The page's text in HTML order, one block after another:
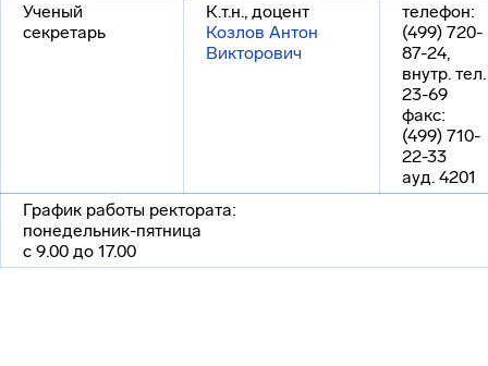
Ученый
секретарь
К.т.н., доцент
Козлов Антон
Викторович
телефон:
(499) 720-
87-24,
внутр. тел.
23-69
факс:
(499) 710-
22-33
ауд. 4201
График работы ректората:
понедельник-пятница
с 9.00 до 17.00